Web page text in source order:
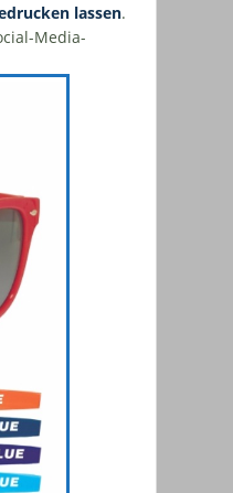
lassen.
Media-